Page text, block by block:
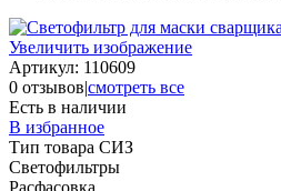
Увеличить изображение
Артикул: 110609
0 отзывов|смотреть все
Есть в наличии
В избранное
Тип товара СИЗ
Светофильтры
Расфасовка